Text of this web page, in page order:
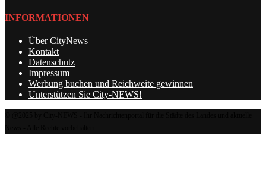
INFORMATIONEN
Über CityNews
Kontakt
Datenschutz
Impressum
Werbung buchen und Reichweite gewinnen
Unterstützen Sie City-NEWS!